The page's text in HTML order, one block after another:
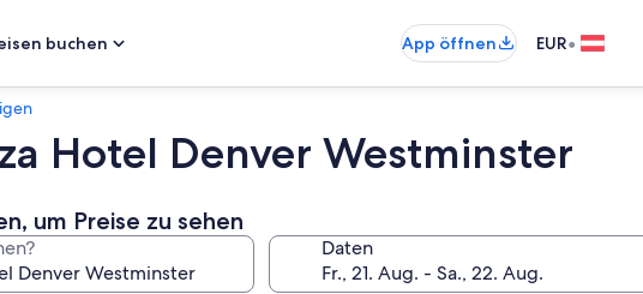
buchen
App öffnen EUR•
Hotel Denver Westminster
um Preise zu sehen
Daten